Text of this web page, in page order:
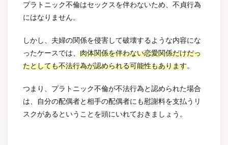
プラトニック不倫はセックスを伴わないため、不貞行為
にはなりません。
しかし、夫婦の関係を侵害して破壊するような内容にな
ったケースでは、 肉体関係を伴わない恋愛関係だけだっ
たとしても不法行為が認められる可能性もあります。
つまり、プラトニック不倫が不法行為と認められた場合
は、自分の配偶者と相手の配偶者にも慰謝料を支払うリ
スクがあるということを頭にいれておきましょう。